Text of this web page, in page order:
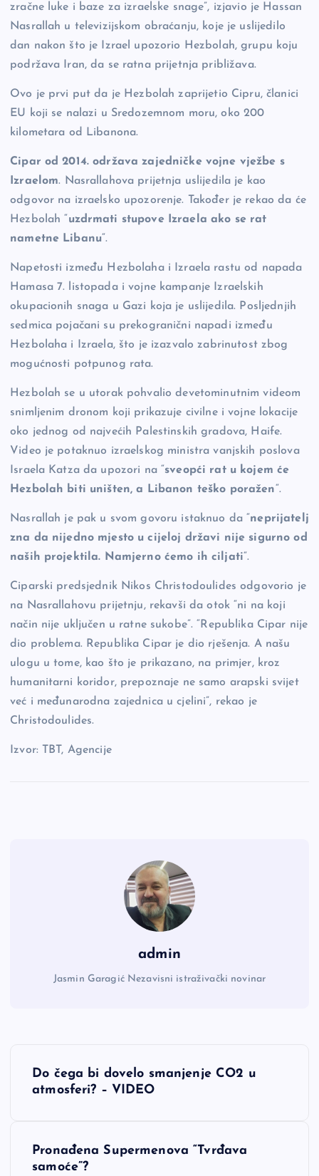
zračne luke i baze za izraelske snage”, izjavio je Hassan
Nasrallah u televizijskom obraćanju, koje je uslijedilo
dan nakon što je Izrael upozorio Hezbolah, grupu koju
podržava Iran, da se ratna prijetnja približava.
Ovo je prvi put da je Hezbolah zaprijetio Cipru, članici
EU koji se nalazi u Sredozemnom moru, oko 200
kilometara od Libanona.
Cipar od 2014. održava zajedničke vojne vježbe s
Izraelom. Nasrallahova prijetnja uslijedila je kao
odgovor na izraelsko upozorenje. Također je rekao da će
Hezbolah “uzdrmati stupove Izraela ako se rat
nametne Libanu“.
Napetosti između Hezbolaha i Izraela rastu od napada
Hamasa 7. listopada i vojne kampanje Izraelskih
okupacionih snaga u Gazi koja je uslijedila. Posljednjih
sedmica pojačani su prekogranični napadi između
Hezbolaha i Izraela, što je izazvalo zabrinutost zbog
mogućnosti potpunog rata.
Hezbolah se u utorak pohvalio devetominutnim videom
snimljenim dronom koji prikazuje civilne i vojne lokacije
oko jednog od najvećih Palestinskih gradova, Haife.
Video je potaknuo izraelskog ministra vanjskih poslova
Israela Katza da upozori na “sveopći rat u kojem će
Hezbolah biti uništen, a Libanon teško poražen“.
Nasrallah je pak u svom govoru istaknuo da “neprijatelj
zna da nijedno mjesto u cijeloj državi nije sigurno od
naših projektila. Namjerno ćemo ih ciljati“.
Ciparski predsjednik Nikos Christodoulides odgovorio je
na Nasrallahovu prijetnju, rekavši da otok “ni na koji
način nije uključen u ratne sukobe”. “Republika Cipar nije
dio problema. Republika Cipar je dio rješenja. A našu
ulogu u tome, kao što je prikazano, na primjer, kroz
humanitarni koridor, prepoznaje ne samo arapski svijet
već i međunarodna zajednica u cjelini”, rekao je
Christodoulides.
Izvor: TBT, Agencije
admin
Jasmin Garagić Nezavisni istraživački novinar
NDo čega bi dovelo smanjenje CO2 u
atmosferi? – VIDEO
Pronađena Supermenova “Tvrđava
samoće”?